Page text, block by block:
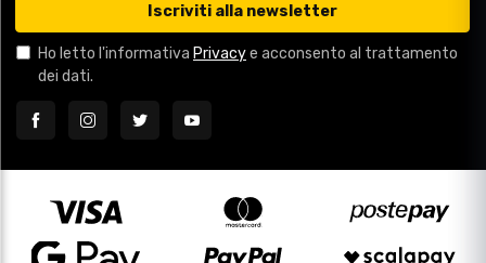
Iscriviti alla newsletter
Ho letto l'informativa Privacye acconsento al trattamento
dei dati.